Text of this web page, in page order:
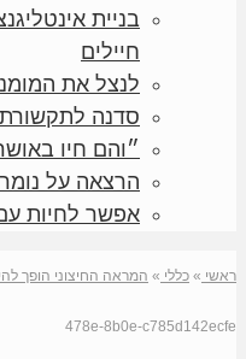
בניית
חיילים
לנצל את
סדנה
״והם חיו
הרצאה על
אפשר לחיות עם
ראשי » כללי » המראה החיצוני הופך
478e-8b0e-c785d142ecfe